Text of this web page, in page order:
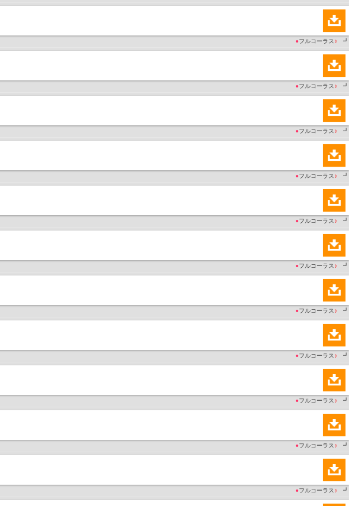
●フルコーラス ♪ ┛
●フルコーラス ♪ ┛
●フルコーラス ♪ ┛
●フルコーラス ♪ ┛
●フルコーラス ♪ ┛
●フルコーラス ♪ ┛
●フルコーラス ♪ ┛
●フルコーラス ♪ ┛
●フルコーラス ♪ ┛
●フルコーラス ♪ ┛
●フルコーラス ♪ ┛